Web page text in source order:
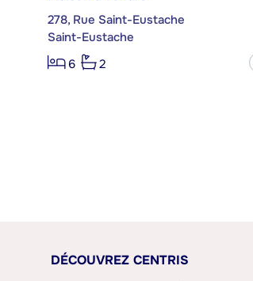
278, Rue Saint-Eustache
Saint-Eustache
6
2
DÉCOUVREZ CENTRIS